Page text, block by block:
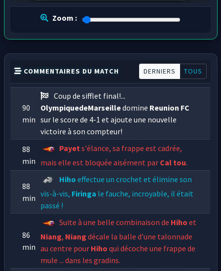
Zoom :
COMMENTAIRES DU MATCH DERNIERS TOUS
90
min
Coup de sifflet final!...
OlympiquedeMarseilledomine Reunion FC
sur le score de 4-1 et ajoute une nouvelle
victoire à son compteur!
88
min
Payets'élance, sa frappe est cadrée,
mais elle est bloquée aisément par Cal tou.
88
min
Hiho effectue un crochet et élimine son
vis-à-vis, Firinga le fauche, incroyable, il était
passé !
86
min
Suite à une belle combinaison de Hiho et
Niang, Niang décale la balle d'une talonnade
au centre pour Hiho qui décoche une frappe de
mule ... dans les gradins.